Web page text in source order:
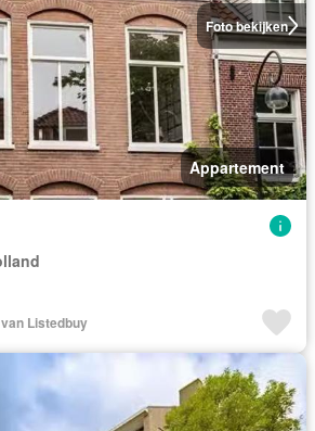
Foto bekijken
Appartement
Listedbuy